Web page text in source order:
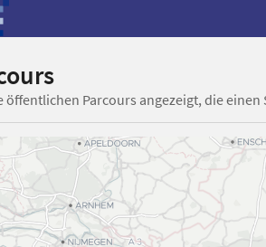
öffentlichen Parcours angezeigt, die